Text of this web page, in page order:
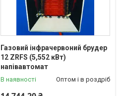
Газовий інфрачервоний брудер
12 ZRFS (5,552 кВт)
напівавтомат
В наявності Оптом і в роздріб